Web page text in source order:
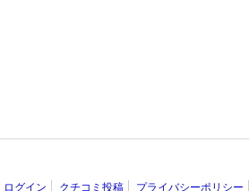
ログイン クチコミ投稿 プライバシーポリシー